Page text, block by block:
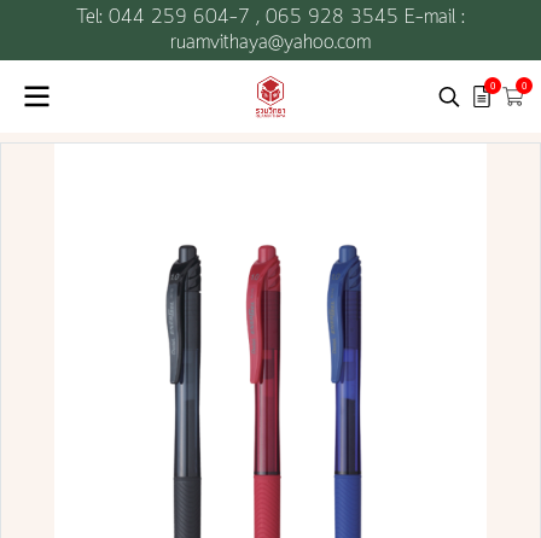
Tel: 044 259 604-7 , 065 928 3545 E-mail :
ruamvithaya@yahoo.com
0 0